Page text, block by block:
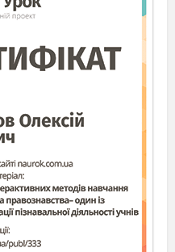
упакування з
фольги. Пакування
та стиснути.
для продуктів,
Ущільніть поліетилен
сім різновидів
під переробку.
типу належить
на маркування.
з цифрою від
в маркуванні
Якщо маркування
ньому цифри
3